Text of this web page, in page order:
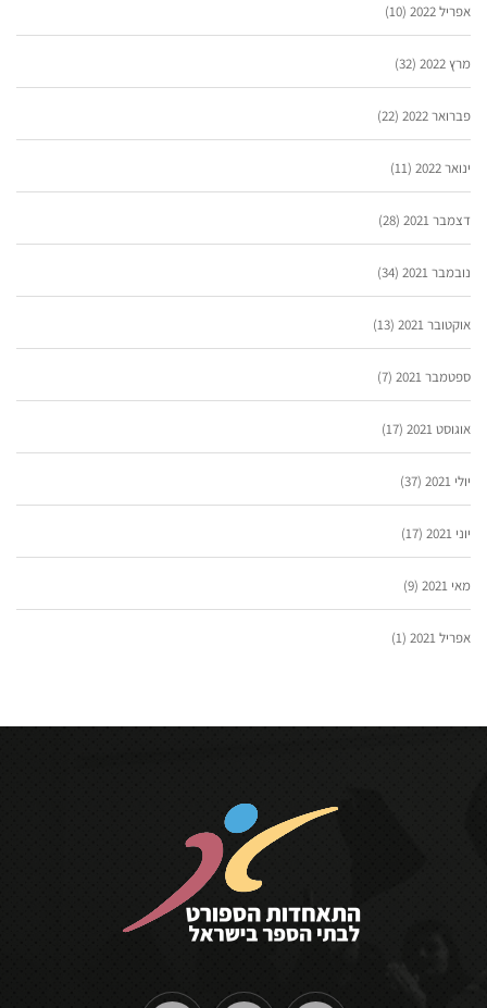
אפריל 2022 (10)
מרץ 2022 (32)
פברואר 2022 (22)
ינואר 2022 (11)
דצמבר 2021 (28)
נובמבר 2021 (34)
אוקטובר 2021 (13)
ספטמבר 2021 (7)
אוגוסט 2021 (17)
יולי 2021 (37)
יוני 2021 (17)
מאי 2021 (9)
אפריל 2021 (1)